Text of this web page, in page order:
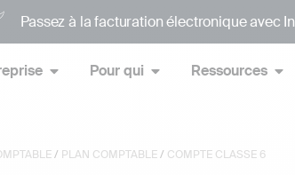
Passez à la facturation électronique avec
Pour qui Ressources
/ PLAN COMPTABLE/ COMPTE CLASSE 6